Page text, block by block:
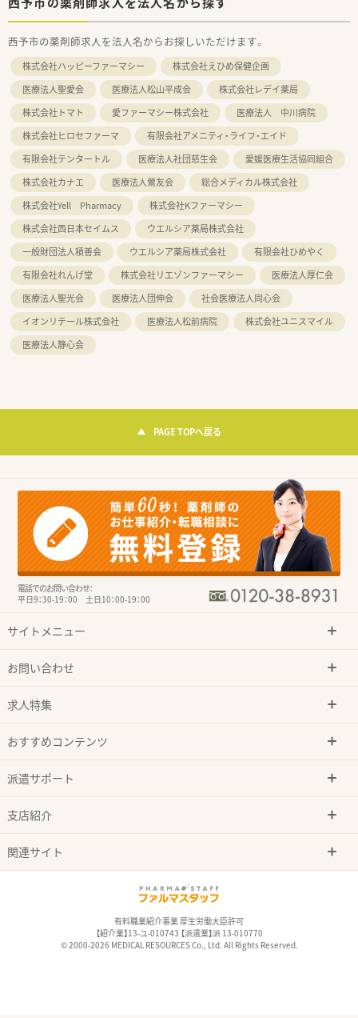
西予市の薬剤師求人を法人名からお探しいただけます。
株式会社ハッピーファーマシー
株式会社えひめ保健企画
医療法人聖愛会
医療法人松山平成会
株式会社レデイ薬局
株式会社トマト
愛ファーマシー株式会社
医療法人 中川病院
株式会社ヒロセファーマ
有限会社アメニティ・ライフ・エイド
有限会社テンタートル
医療法人社団慈生会
愛媛医療生活協同組合
株式会社カナエ
医療法人鶯友会
総合メディカル株式会社
株式会社Yell Pharmacy
株式会社Kファーマシー
株式会社西日本セイムス
ウエルシア薬局株式会社
一般財団法人積善会
ウエルシア薬局株式会社
有限会社ひめやく
有限会社れんげ堂
株式会社リエゾンファーマシー
医療法人厚仁会
医療法人聖光会
医療法人団伸会
社会医療法人同心会
イオンリテール株式会社
医療法人松前病院
株式会社ユニスマイル
医療法人静心会
PAGE TOPへ戻る
電話でのお問い合わせ：
平日9：30-19：00 土日10：00-19：00
サイトメニュー
お問い合わせ
求人特集
おすすめコンテンツ
派遣サポート
支店紹介
関連サイト
有料職業紹介事業 厚生労働大臣許可
【紹介業】13-ユ-010743 【派遣業】派 13-010770
© 2000-2026 MEDICAL RESOURCES Co., Ltd. All Rights Reserved.